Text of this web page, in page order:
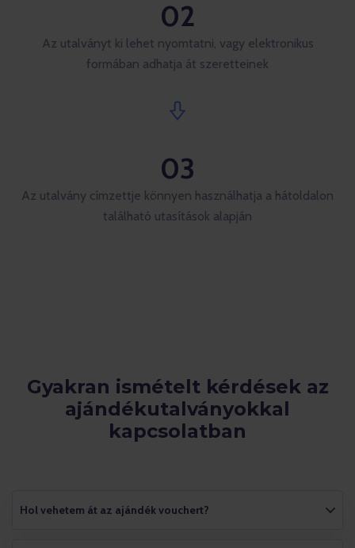
02
Az utalványt ki lehet nyomtatni, vagy elektronikus
formában adhatja át szeretteinek
03
Az utalvány címzettje könnyen használhatja a hátoldalon
található utasítások alapján
Gyakran ismételt kérdések az
ajándékutalványokkal
kapcsolatban
Hol vehetem át az ajándék vouchert?